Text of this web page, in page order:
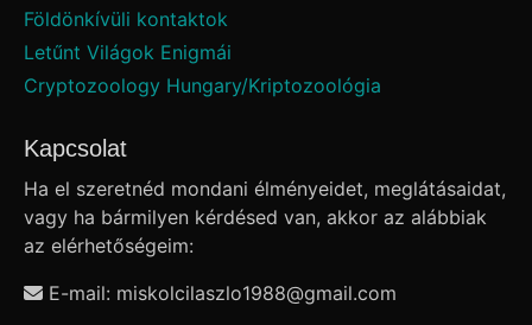
Földönkívüli kontaktok
Letűnt Világok Enigmái
Cryptozoology Hungary/Kriptozoológia
Kapcsolat
Ha el szeretnéd mondani élményeidet, meglátásaidat,
vagy ha bármilyen kérdésed van, akkor az alábbiak
az elérhetőségeim:
E-mail: miskolcilaszlo1988@gmail.com